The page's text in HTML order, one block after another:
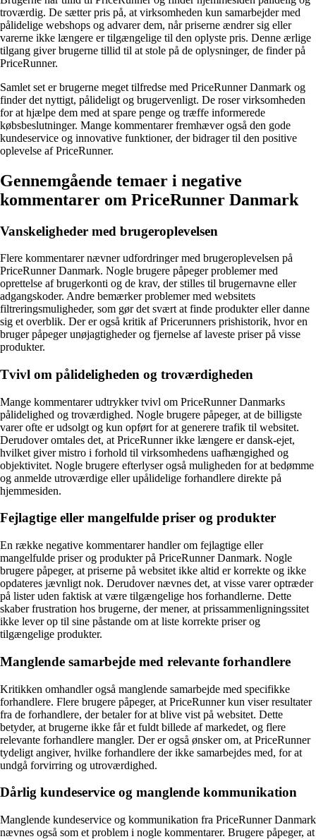
troværdig. De sætter pris på, at virksomheden kun samarbejder med
pålidelige webshops og advarer dem, når priserne ændrer sig eller
varerne ikke længere er tilgængelige til den oplyste pris. Denne ærlige
tilgang giver brugerne tillid til at stole på de oplysninger, de finder på
PriceRunner.
Samlet set er brugerne meget tilfredse med PriceRunner Danmark og
finder det nyttigt, pålideligt og brugervenligt. De roser virksomheden
for at hjælpe dem med at spare penge og træffe informerede
købsbeslutninger. Mange kommentarer fremhæver også den gode
kundeservice og innovative funktioner, der bidrager til den positive
oplevelse af PriceRunner.
Gennemgående temaer i negative
kommentarer om PriceRunner Danmark
Vanskeligheder med brugeroplevelsen
Flere kommentarer nævner udfordringer med brugeroplevelsen på
PriceRunner Danmark. Nogle brugere påpeger problemer med
oprettelse af brugerkonti og de krav, der stilles til brugernavne eller
adgangskoder. Andre bemærker problemer med websitets
filtreringsmuligheder, som gør det svært at finde produkter eller danne
sig et overblik. Der er også kritik af Pricerunners prishistorik, hvor en
bruger påpeger unøjagtigheder og fjernelse af laveste priser på visse
produkter.
Tvivl om pålideligheden og troværdigheden
Mange kommentarer udtrykker tvivl om PriceRunner Danmarks
pålidelighed og troværdighed. Nogle brugere påpeger, at de billigste
varer ofte er udsolgt og kun opført for at generere trafik til websitet.
Derudover omtales det, at PriceRunner ikke længere er dansk-ejet,
hvilket giver mistro i forhold til virksomhedens uafhængighed og
objektivitet. Nogle brugere efterlyser også muligheden for at bedømme
og anmelde utroværdige eller upålidelige forhandlere direkte på
hjemmesiden.
Fejlagtige eller mangelfulde priser og produkter
En række negative kommentarer handler om fejlagtige eller
mangelfulde priser og produkter på PriceRunner Danmark. Nogle
brugere påpeger, at priserne på websitet ikke altid er korrekte og ikke
opdateres jævnligt nok. Derudover nævnes det, at visse varer optræder
på lister uden faktisk at være tilgængelige hos forhandlerne. Dette
skaber frustration hos brugerne, der mener, at prissammenligningssitet
ikke lever op til sine påstande om at liste korrekte priser og
tilgængelige produkter.
Manglende samarbejde med relevante forhandlere
Kritikken omhandler også manglende samarbejde med specifikke
forhandlere. Flere brugere påpeger, at PriceRunner kun viser resultater
fra de forhandlere, der betaler for at blive vist på websitet. Dette
betyder, at brugerne ikke får et fuldt billede af markedet, og flere
relevante forhandlere mangler. Der er også ønsker om, at PriceRunner
tydeligt angiver, hvilke forhandlere der ikke samarbejdes med, for at
undgå forvirring og utroværdighed.
Dårlig kundeservice og manglende kommunikation
Manglende kundeservice og kommunikation fra PriceRunner Danmark
nævnes også som et problem i nogle kommentarer. Brugere påpeger, at